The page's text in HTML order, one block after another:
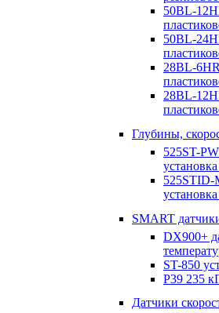
50BL-
50BL-
28BL-
28BL-
Глубины,
525ST-
525STID-
SMART
DX900+
ST-850
P39 235
Датчики